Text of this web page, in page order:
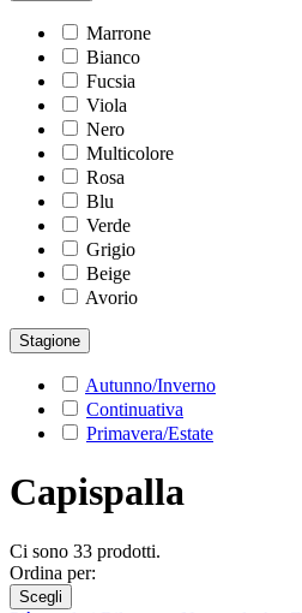
Marrone
Bianco
Fucsia
Viola
Nero
Multicolore
Rosa
Blu
Verde
Grigio
Beige
Avorio
Stagione
Autunno/Inverno
Continuativa
Primavera/Estate
Capispalla
Ci sono 33 prodotti.
Ordina per:
Scegli